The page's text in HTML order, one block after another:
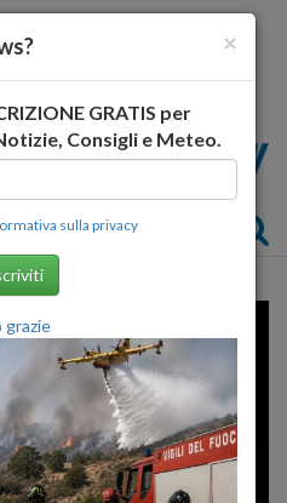
×
GRATIS per
Consigli e Meteo.
sulla privacy
grazie